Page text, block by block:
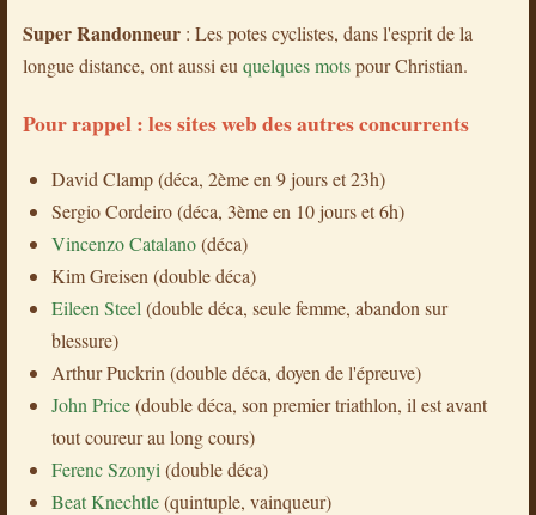
Super Randonneur: Les potes cyclistes, dans l'esprit de la
longue distance, ont aussi eu quelques motspour Christian.
Pour rappel : les sites web des autres concurrents
David Clamp (déca, 2ème en 9 jours et 23h)
Sergio Cordeiro (déca, 3ème en 10 jours et 6h)
Vincenzo Catalano(déca)
Kim Greisen (double déca)
Eileen Steel (double déca, seule femme, abandon sur
blessure)
Arthur Puckrin (double déca, doyen de l'épreuve)
John Price(double déca, son premier triathlon, il est avant
tout coureur au long cours)
Ferenc Szonyi (double déca)
Beat Knechtle(quintuple, vainqueur)